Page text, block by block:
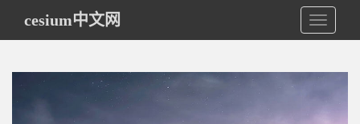
i
cesium中文网